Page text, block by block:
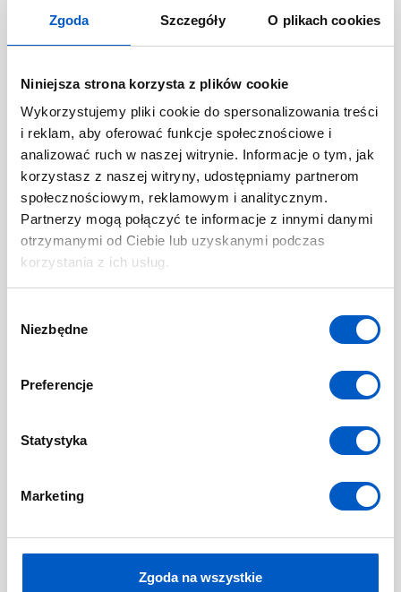
Zgoda Szczegóły O plikach cookies
Niniejsza strona korzysta z plików cookie
Wykorzystujemy pliki cookie do spersonalizowania treści
i reklam, aby oferować funkcje społecznościowe i
analizować ruch w naszej witrynie. Informacje o tym, jak
korzystasz z naszej witryny, udostępniamy partnerom
społecznościowym, reklamowym i analitycznym.
Partnerzy mogą połączyć te informacje z innymi danymi
otrzymanymi od Ciebie lub uzyskanymi podczas
korzystania z ich usług.
Niezbędne
Preferencje
Statystyka
Marketing
Zgoda na wszystkie
KamilTOMIAK
511529252